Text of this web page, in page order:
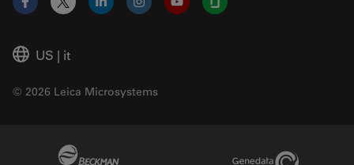
US | it
© 2026 Leica Microsystems
Facebook
X LinkedInInstagramYouTubeGlassdoor
Genedata Link